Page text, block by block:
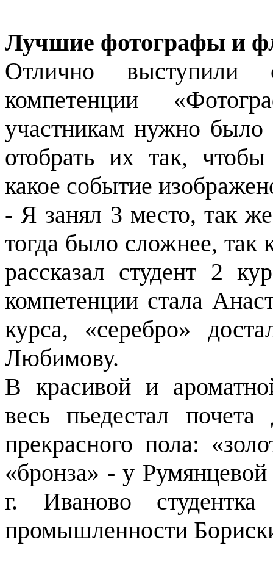
Лучшие фотографы и
Отлично
компетенции
участникам нужно было
отобрать их так,
какое событие
- Я занял 3 место, так
тогда было сложнее,
рассказал студент 2
компетенции стала
курса, «серебро»
Любимову.
В красивой и
весь пьедестал почета
прекрасного пола:
«бронза» - у
г. Иваново
промышленности